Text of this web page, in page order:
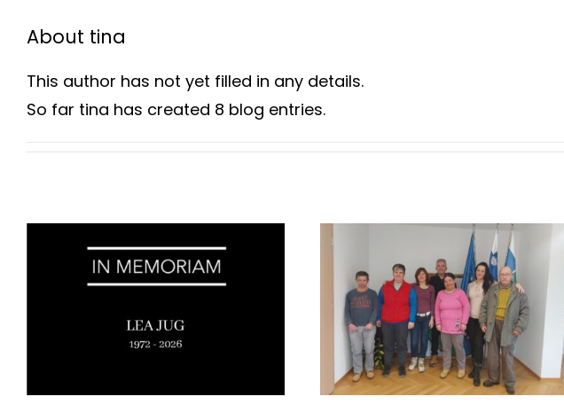
About tina
This author has not yet filled in any details.
So far tina has created 8 blog entries.